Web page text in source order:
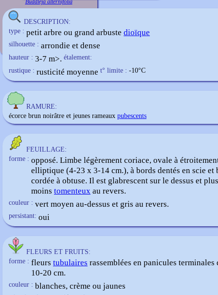
Buddleja alternifolia
DESCRIPTION:
type : petit arbre ou grand arbuste dioïque
silhouette : arrondie et dense
hauteur : 3-7 m>. étalement:
rustique : rusticité moyenne t° limite : -10°C
RAMURE:
écorce brun noirâtre et jeunes rameaux pubescents
FEUILLAGE:
forme : opposé. Limbe légèrement coriace, ovale à
elliptique (4-23 x 3-14 cm.), à bords dentés en scie et
cordée à obtuse. Il est glabrescent sur le dessus et
moins tomenteux au revers.
couleur : vert moyen au-dessus et gris au revers.
persistant: oui
FLEURS ET FRUITS:
forme : fleurs tubulaires rassemblées en panicules terminales
10-20 cm.
couleur : blanches, crème ou jaunes